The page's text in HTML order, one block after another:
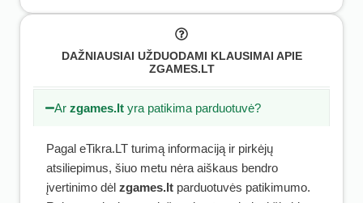
DAŽNIAUSIAI UŽDUODAMI KLAUSIMAI APIE
ZGAMES.LT
Arzgames.lt yra patikima parduotuvė?
Pagal eTikra.LT turimą informaciją ir pirkėjų
atsiliepimus, šiuo metu nėra aiškaus bendro
įvertinimo dėl zgames.lt parduotuvės patikimumo.